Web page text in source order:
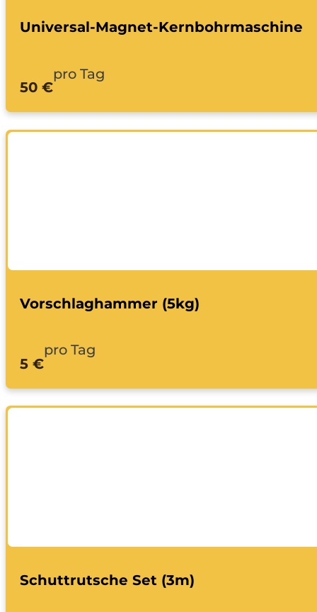
Universal-Magnet-Kernbohrmaschine
50 €
pro Tag
Vorschlaghammer (5kg)
5 €
pro Tag
Schuttrutsche Set (3m)